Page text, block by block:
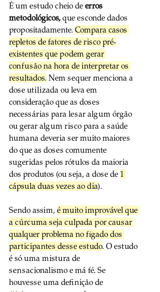
É um estudo cheio de erros
metodológicos, que esconde dados
propositadamente. Compara casos
repletos de fatores de risco pré-
existentes que podem gerar
confusão na hora de interpretar os
resultados. Nem sequer menciona a
dose utilizada ou leva em
consideração que as doses
necessárias para lesar algum órgão
ou gerar algum risco para a saúde
humana deveria ser muito maiores
do que as doses comumente
sugeridas pelos rótulos da maioria
dos produtos (ou seja, a dose de 1
cápsula duas vezes ao dia).
Sendo assim, é muito improvável que
a cúrcuma seja culpada por causar
qualquer problema no fígado dos
participantes desse estudo. O estudo
é só uma mistura de
sensacionalismo e má fé. Se
houvesse uma definição de